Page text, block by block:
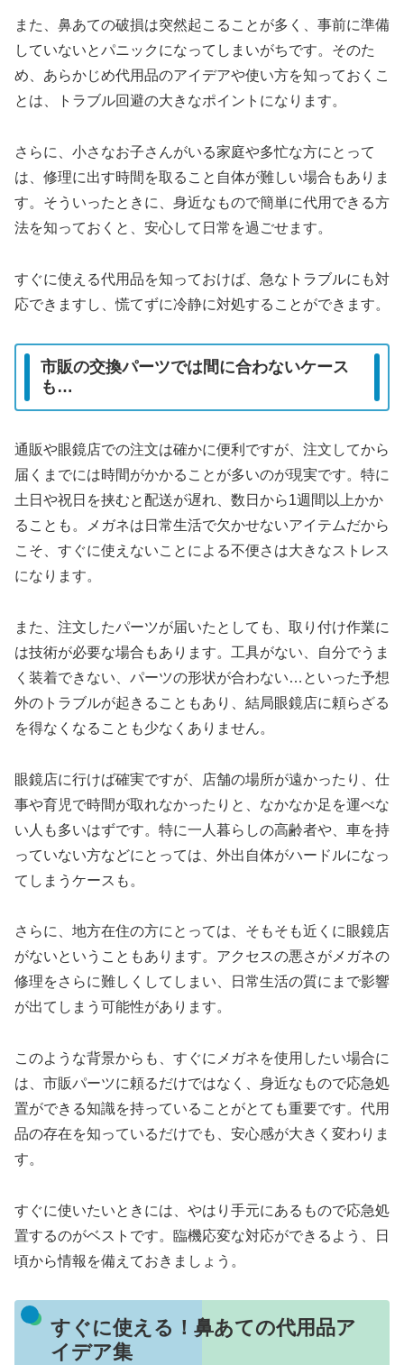
また、鼻あての破損は突然起こることが多く、事前に準備
していないとパニックになってしまいがちです。そのた
め、あらかじめ代用品のアイデアや使い方を知っておくこ
とは、トラブル回避の大きなポイントになります。
さらに、小さなお子さんがいる家庭や多忙な方にとって
は、修理に出す時間を取ること自体が難しい場合もありま
す。そういったときに、身近なもので簡単に代用できる方
法を知っておくと、安心して日常を過ごせます。
すぐに使える代用品を知っておけば、急なトラブルにも対
応できますし、慌てずに冷静に対処することができます。
市販の交換パーツでは間に合わないケース
も…
通販や眼鏡店での注文は確かに便利ですが、注文してから
届くまでには時間がかかることが多いのが現実です。特に
土日や祝日を挟むと配送が遅れ、数日から1週間以上かか
ることも。メガネは日常生活で欠かせないアイテムだから
こそ、すぐに使えないことによる不便さは大きなストレス
になります。
また、注文したパーツが届いたとしても、取り付け作業に
は技術が必要な場合もあります。工具がない、自分でうま
く装着できない、パーツの形状が合わない…といった予想
外のトラブルが起きることもあり、結局眼鏡店に頼らざる
を得なくなることも少なくありません。
眼鏡店に行けば確実ですが、店舗の場所が遠かったり、仕
事や育児で時間が取れなかったりと、なかなか足を運べな
い人も多いはずです。特に一人暮らしの高齢者や、車を持
っていない方などにとっては、外出自体がハードルになっ
てしまうケースも。
さらに、地方在住の方にとっては、そもそも近くに眼鏡店
がないということもあります。アクセスの悪さがメガネの
修理をさらに難しくしてしまい、日常生活の質にまで影響
が出てしまう可能性があります。
このような背景からも、すぐにメガネを使用したい場合に
は、市販パーツに頼るだけではなく、身近なもので応急処
置ができる知識を持っていることがとても重要です。代用
品の存在を知っているだけでも、安心感が大きく変わりま
す。
すぐに使いたいときには、やはり手元にあるもので応急処
置するのがベストです。臨機応変な対応ができるよう、日
頃から情報を備えておきましょう。
すぐに使える！鼻あての代用品ア
イデア集